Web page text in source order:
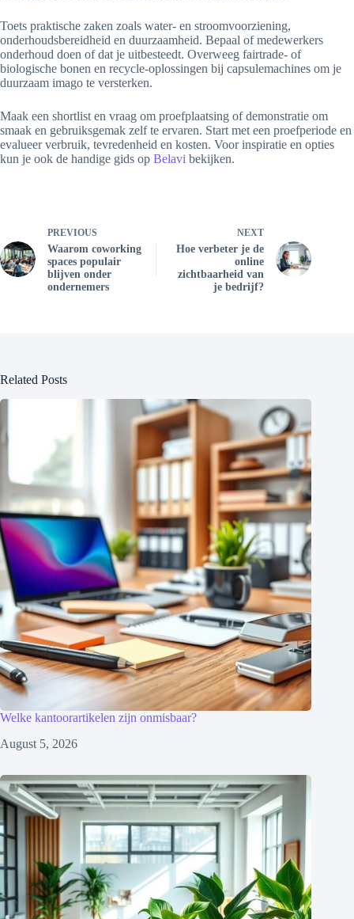
Toets praktische zaken zoals water- en stroomvoorziening,
onderhoudsbereidheid en duurzaamheid. Bepaal of medewerkers
onderhoud doen of dat je uitbesteedt. Overweeg fairtrade- of
biologische bonen en recycle-oplossingen bij capsulemachines om je
duurzaam imago te versterken.
Maak een shortlist en vraag om proefplaatsing of demonstratie om
smaak en gebruiksgemak zelf te ervaren. Start met een proefperiode en
evalueer verbruik, tevredenheid en kosten. Voor inspiratie en opties
kun je ook de handige gids op Belavi bekijken.
PREVIOUS
Waarom coworking
spaces populair
blijven onder
ondernemers
NEXT
Hoe verbeter je de
online
zichtbaarheid van
je bedrijf?
Related Posts
Welke kantoorartikelen zijn onmisbaar?
August 5, 2026